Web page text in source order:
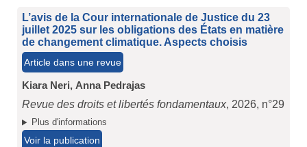
L’avis de la Cour internationale de Justice du 23
juillet 2025 sur les obligations des États en matière
de changement climatique. Aspects choisis
Article dans une revue
Kiara Neri, Anna Pedrajas
Revue des droits et libertés fondamentaux, 2026, n°29
Plus d'informations
Voir la publication